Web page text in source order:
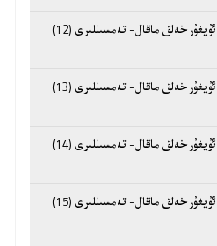
ئۇيغۇر خەلق ماقال- تەمسىللىرى (12)
ئۇيغۇر خەلق ماقال- تەمسىللىرى (13)
ئۇيغۇر خەلق ماقال- تەمسىللىرى (14)
ئۇيغۇر خەلق ماقال- تەمسىللىرى (15)